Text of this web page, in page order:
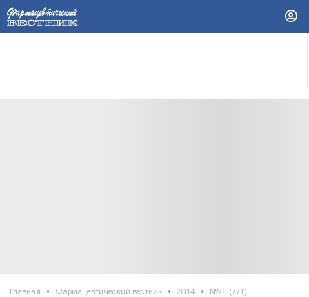
Главная • Фармацевтический вестник • 2014 • №26 (771)